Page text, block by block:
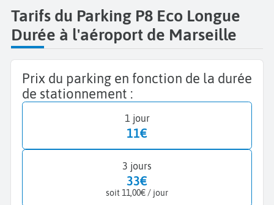
Tarifs du Parking P8 Eco Longue
Durée à l'aéroport de Marseille
Prix du parking en fonction de la durée
de stationnement :
1 jour
11€
3 jours
33€
soit 11,00€ / jour